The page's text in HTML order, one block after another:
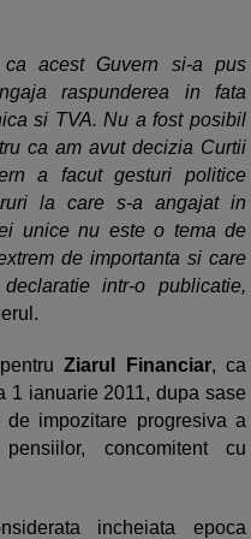
acest Guvern si-a pus
raspunderea in fata
si TVA. Nu a fost posibil
ca am avut decizia Curtii
a facut gesturi politice
la care s-a angajat in
unice nu este o tema de
de importanta si care
intr-o publicatie,
pentruZiarul Financiar, ca
1 ianuarie 2011, dupa sase
impozitare progresiva a
concomitent cu
incheiata epoca